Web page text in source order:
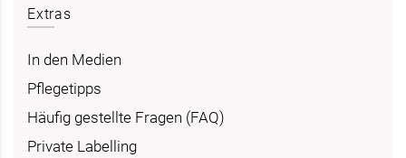
Extras
In den Medien
Pflegetipps
Häufig gestellte Fragen (FAQ)
Private Labelling